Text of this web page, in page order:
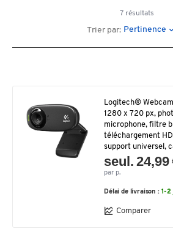
7 résultats
Trier par: Pertinence
Logitech®
1280 x 720 px,
microphone, filtre
téléchargement
support universel,
seul. 24,99
par p.
Délai de livraison : 1-2
Comparer